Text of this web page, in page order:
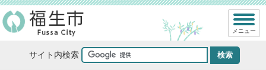
サイト内検索
メニュー